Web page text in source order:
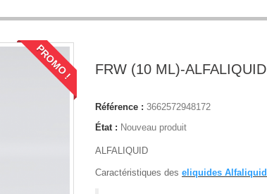
PROMO ! FRW (10 ML)-ALFALIQUID
Référence : 3662572948172
État : Nouveau produit
ALFALIQUID
Caractéristiques des eliquides Alfaliquid